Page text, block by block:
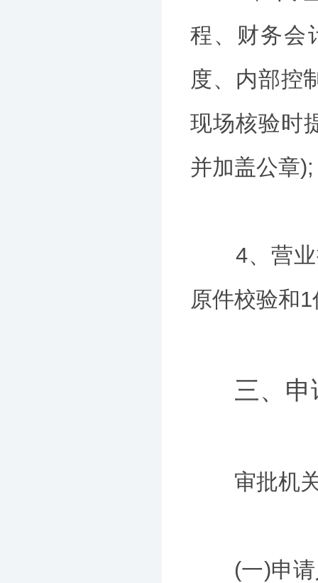
程、财务会
度、内部控
现场核验时
并加盖公章);
4、营业
原件校验和
三、
审批机关
(一)申请